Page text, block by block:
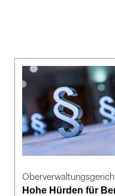
Hohe Hürden für